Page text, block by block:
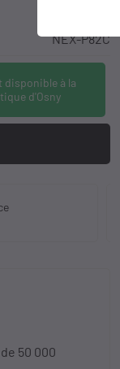
NEX-P82C
disponible à la
d'Osny
50 000